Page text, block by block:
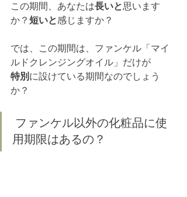
この期間、あなたは長いと思います
か？ 短いと感じますか？
では、この期間は、ファンケル「マイ
ルドクレンジングオイル」だけが
特別 に設けている期間なのでしょう
か？
用期限はあるの？